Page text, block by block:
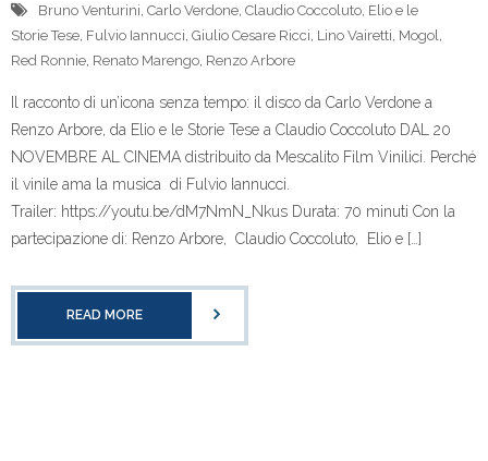
Bruno Venturini Carlo Verdone Claudio Coccoluto Elio e le
Storie Tese Fulvio Iannucci Giulio Cesare Ricci Lino Vairetti Mogol
Red Ronnie Renato Marengo Renzo Arbore
Il racconto di un’icona senza tempo: il disco da Carlo Verdone a
Renzo Arbore, da Elio e le Storie Tese a Claudio Coccoluto DAL 20
NOVEMBRE AL CINEMA distribuito da Mescalito Film Vinilici. Perché
il vinile ama la musica di Fulvio Iannucci.
Trailer: https://youtu.be/dM7NmN_Nkus Durata: 70 minuti Con la
partecipazione di: Renzo Arbore, Claudio Coccoluto, Elio e […]
READ MORE